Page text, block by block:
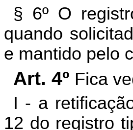
§ 6º O
quando
e mantido pelo
Art. 4º Fica
I - a
12 do registro